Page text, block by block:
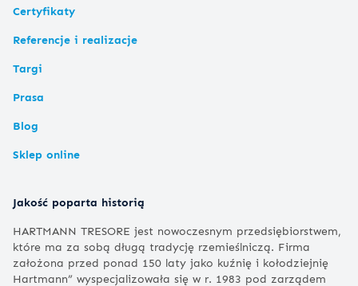
Certyfikaty
Referencje i realizacje
Targi
Prasa
Blog
Sklep online
Jakość poparta historią
HARTMANN TRESORE jest nowoczesnym przedsiębiorstwem,
które ma za sobą długą tradycję rzemieślniczą. Firma
założona przed ponad 150 laty jako kuźnię i kołodziejnię
Hartmann” wyspecjalizowała się w r. 1983 pod zarządem